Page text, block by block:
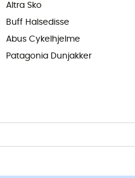
Altra Sko
Buff Halsedisse
Abus Cykelhjelme
Patagonia Dunjakker